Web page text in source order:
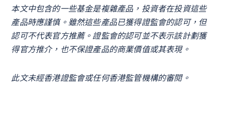
本文中包含的一些基金是複雜產品，投資者在投資這些
產品時應謹慎。雖然這些產品已獲得證監會的認可，但
認可不代表官方推薦。證監會的認可並不表示該計劃獲
得官方推介，也不保證產品的商業價值或其表現。
此文未經香港證監會或任何香港監管機構的審閱。